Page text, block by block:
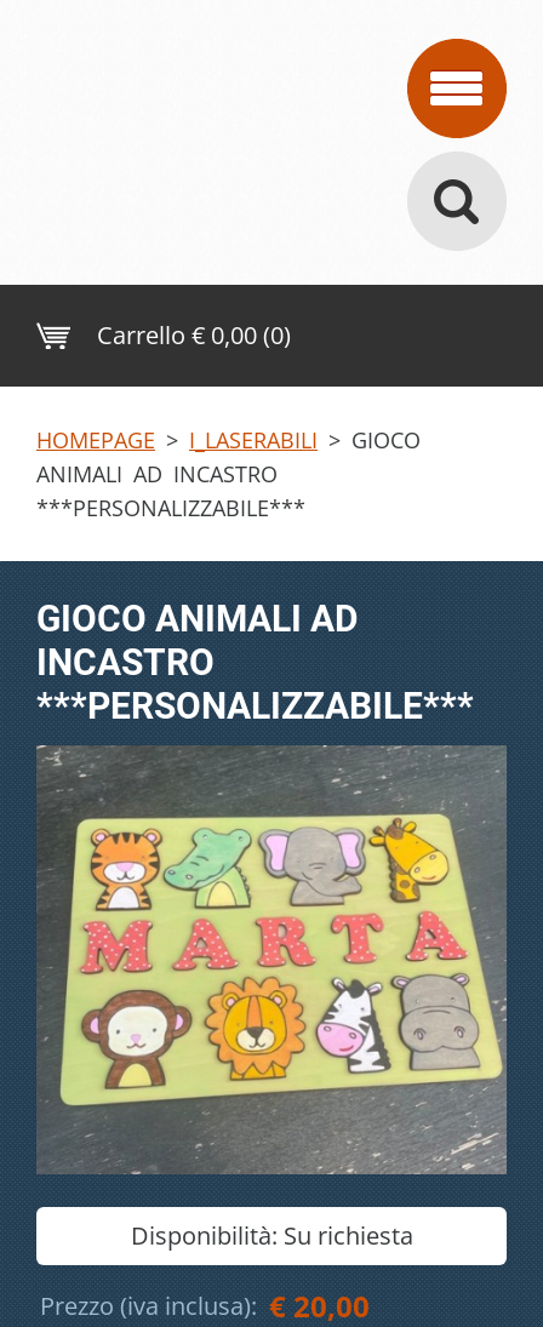
Carrello € 0,00 (0)
HOMEPAGE > I_LASERABILI > GIOCO
ANIMALI AD INCASTRO
***PERSONALIZZABILE***
GIOCO ANIMALI AD
INCASTRO
***PERSONALIZZABILE***
Disponibilità: Su richiesta
Prezzo (iva inclusa): € 20,00